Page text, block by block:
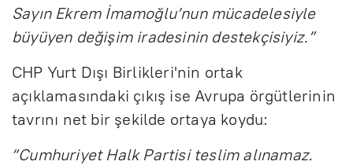
Sayın Ekrem İmamoğlu’nun mücadelesiyle
büyüyen değişim iradesinin destekçisiyiz.”
CHP Yurt Dışı Birlikleri'nin ortak
açıklamasındaki çıkış ise Avrupa örgütlerinin
tavrını net bir şekilde ortaya koydu:
“Cumhuriyet Halk Partisi teslim alınamaz.